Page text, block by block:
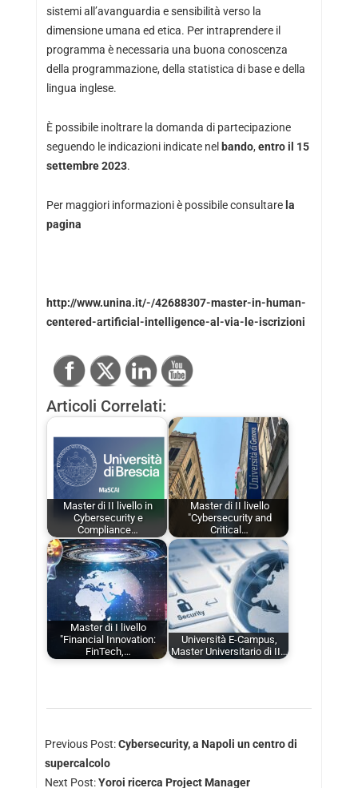
sistemi all’avanguardia e sensibilità verso la
dimensione umana ed etica. Per intraprendere il
programma è necessaria una buona conoscenza
della programmazione, della statistica di base e della
lingua inglese.
È possibile inoltrare la domanda di partecipazione
seguendo le indicazioni indicate nel bando, entro il 15
settembre 2023.
Per maggiori informazioni è possibile consultare la
pagina
http://www.unina.it/-/42688307-master-in-human-
centered-artificial-intelligence-al-via-le-iscrizioni
Articoli Correlati:
Master di II livello in
Cybersecurity e
Compliance…
Master di II livello
"Cybersecurity and
Critical…
Master di I livello
"Financial Innovation:
FinTech,…
Università E-Campus,
Master Universitario di II…
Previous Post:Cybersecurity, a Napoli un centro di
supercalcolo
Next Post:Yoroi ricerca Project Manager